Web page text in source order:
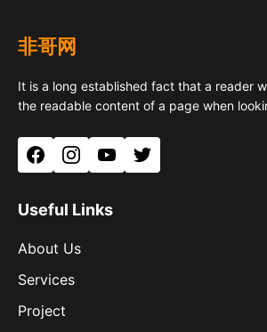
非哥网
It is a long established fact that a reader
the readable content of a page when
FacebookInstagramYouTubeTwitter
Useful Links
About Us
Services
Project